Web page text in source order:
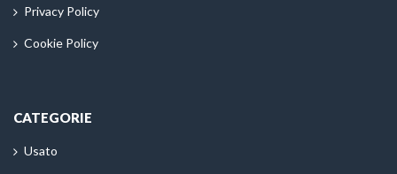
Privacy Policy
Cookie Policy
CATEGORIE
Usato